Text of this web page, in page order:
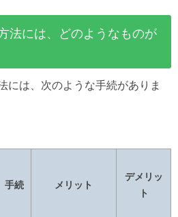
には、どのようなものが
には、次のような手続がありま
手続 メリット
デメリッ
ト